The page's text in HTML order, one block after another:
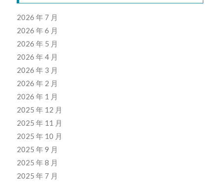
2026 年 7 月
2026 年 6 月
2026 年 5 月
2026 年 4 月
2026 年 3 月
2026 年 2 月
2026 年 1 月
2025 年 12 月
2025 年 11 月
2025 年 10 月
2025 年 9 月
2025 年 8 月
2025 年 7 月